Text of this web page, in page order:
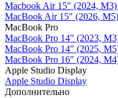
Macbook Air 15" (2024, M3)
MacBook Air 15″ (2026, M5)
MacBook Pro
MacBook Pro 14" (2023,
MacBook Pro 14″ (2025,
MacBook Pro 16″ (2024,
Apple Studio Display
Apple Studio Display
Дополнительно